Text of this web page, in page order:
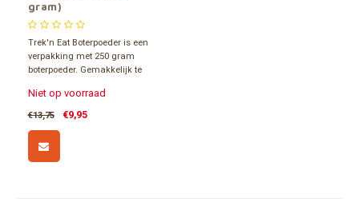
gram)
Trek'n Eat Boterpoeder is een
verpakking met 250 gram
boterpoeder. Gemakkelijk te
toevoegen, roeren en enkele
minuten wachten.
Niet op voorraad
€13,75 €9,95